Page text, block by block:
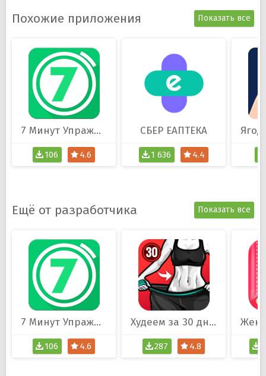
Похожие приложения Показать все
7 Минут Упражнение
106 4.6
СБЕР ЕАПТЕКА
1 636 4.4
Ещё от разработчика Показать все
7 Минут Упражнение
106 4.6
Худеем за 30 дней
287 4.8